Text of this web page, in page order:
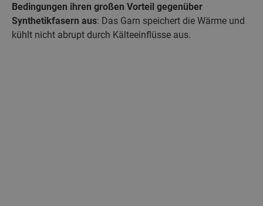
Bedingungen ihren großen Vorteil gegenüber
Synthetikfasern aus: Das Garn speichert die Wärme und
kühlt nicht abrupt durch Kälteeinflüsse aus.